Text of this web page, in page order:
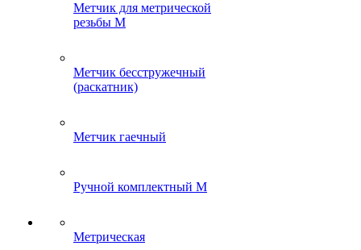
Метчик для метрической
резьбы M
Метчик бесстружечный
(раскатник)
Метчик гаечный
Ручной комплектный M
Метрическая